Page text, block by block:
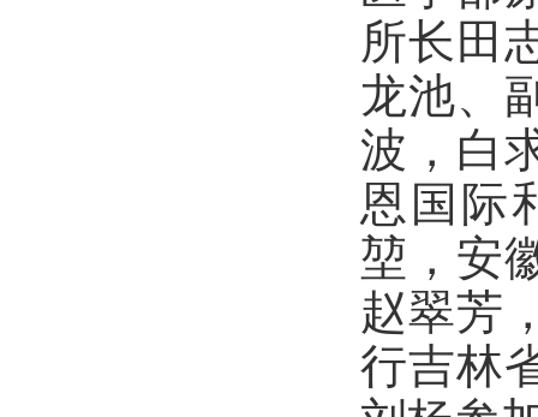
所长田
龙池、
波，白
恩国际
堃，安
赵翠芳
行吉林